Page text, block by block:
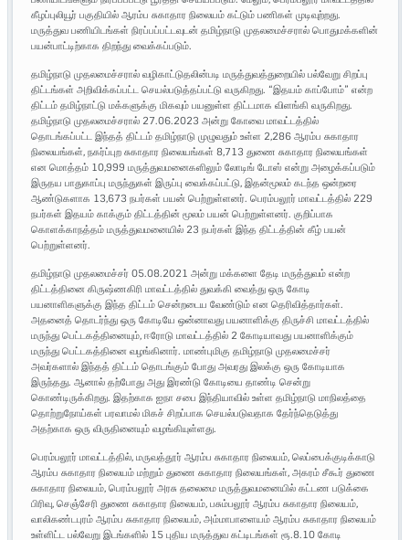
கீழப்புலியூர் பகுதியில் ஆரம்ப சுகாதார நிலையம் கட்டும் பணிகள் முடிவுற்றது.
மருத்துவ பணியிடங்கள் நிரப்பப்பட்டவுடன் தமிழ்நாடு முதலமைச்சரால் பொதுமக்களின்
பயன்பாட்டிற்காக திறந்து வைக்கப்படும்.
தமிழ்நாடு முதலமைச்சரால் வழிகாட்டுதலின்படி மருத்துவத்துறையில் பல்வேறு சிறப்பு
திட்டங்கள் அறிவிக்கப்பட்ட செயல்படுத்தப்பட்டு வருகிறது. “இதயம் காப்போம்” என்ற
திட்டம் தமிழ்நாட்டு மக்களுக்கு மிகவும் பயனுள்ள திட்டமாக விளங்கி வருகிறது.
தமிழ்நாடு முதலமைச்சரால் 27.06.2023 அன்று கோவை மாவட்டத்தில்
தொடங்கப்பட்ட இந்தத் திட்டம் தமிழ்நாடு முழுவதும் உள்ள 2,286 ஆரம்ப சுகாதார
நிலையங்கள், நகர்ப்புற சுகாதார நிலையங்கள் 8,713 துணை சுகாதார நிலையங்கள்
என மொத்தம் 10,999 மருத்துவமனைகளிலும் லோடிங் டோஸ் என்று அழைக்கப்படும்
இருதய பாதுகாப்பு மருந்துகள் இருப்பு வைக்கப்பட்டு, இதன்மூலம் கடந்த ஒன்றரை
ஆண்டுகளாக 13,673 நபர்கள் பயன் பெற்றுள்ளனர். பெரம்பலூர் மாவட்டத்தில் 229
நபர்கள் இதயம் காக்கும் திட்டத்தின் மூலம் பயன் பெற்றுள்ளனர். குறிப்பாக
கொளக்காநத்தம் மருத்துவமனையில் 23 நபர்கள் இந்த திட்டத்தின் கீழ் பயன்
பெற்றுள்ளனர்.
தமிழ்நாடு முதலமைச்சர் 05.08.2021 அன்று மக்களை தேடி மருத்துவம் என்ற
திட்டத்தினை கிருஷ்ணகிரி மாவட்டத்தில் துவக்கி வைத்து ஒரு கோடி
பயனாளிகளுக்கு இந்த திட்டம் சென்றடைய வேண்டும் என தெரிவித்தார்கள்.
அதனைத் தொடர்ந்து ஒரு கோடியே ஒன்னாவது பயனாளிக்கு திருச்சி மாவட்டத்தில்
மருந்து பெட்டகத்தினையும், ஈரோடு மாவட்டத்தில் 2 கோடியாவது பயனாளிக்கும்
மருந்து பெட்டகத்தினை வழங்கினார். மாண்புமிகு தமிழ்நாடு முதலமைச்சர்
அவர்களால் இந்தத் திட்டம் தொடங்கும் போது அவரது இலக்கு ஒரு கோடியாக
இருந்தது. ஆனால் தற்போது அது இரண்டு கோடியை தாண்டி சென்று
கொண்டிருக்கிறது. இதற்காக ஐநா சபை இந்தியாவில் உள்ள தமிழ்நாடு மாநிலத்தை
தொற்றுநோய்கள் பரவாமல் மிகச் சிறப்பாக செயல்படுவதாக தேர்ந்தெடுத்து
அதற்காக ஒரு விருதினையும் வழங்கியுள்ளது.
பெரம்பலூர் மாவட்டத்தில், மருவத்தூர் ஆரம்ப சுகாதார நிலையம், லெப்பைக்குடிக்காடு
ஆரம்ப சுகாதார நிலையம் மற்றும் துணை சுகாதார நிலையங்கள், அகரம் சீகூர் துணை
சுகாதார நிலையம், பெரம்பலூர் அரசு தலைமை மருத்துவமனையில் கட்டண படுக்கை
பிரிவு, செஞ்சேரி துணை சுகாதார நிலையம், பசும்பலூர் ஆரம்ப சுகாதார நிலையம்,
வாலிகண்டபுரம் ஆரம்ப சுகாதார நிலையம், அம்மாபாளையம் ஆரம்ப சுகாதார நிலையம்
உள்ளிட்ட பல்வேறு இடங்களில் 15 புதிய மருத்துவ கட்டிடங்கள் ரூ.8.10 கோடி